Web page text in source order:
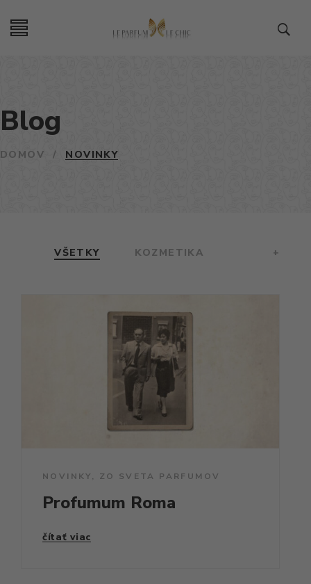
Blog
DOMOV / NOVINKY
VŠETKY KOZMETIKA +
NOVINKY, ZO SVETA PARFUMOV
Profumum Roma
čítať viac